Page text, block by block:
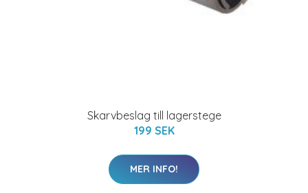
Skarvbeslag till lagerstege
199 SEK
MER INFO!